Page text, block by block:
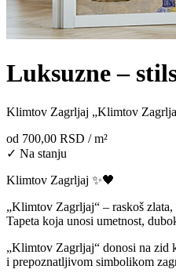
Luksuzne –
Klimtov Zagrljaj „Klimtov
od 700,00 RSD / m²
✓ Na stanju
Klimtov Zagrljaj ✨🖤
„Klimtov Zagrljaj“ – raskoš
Tapeta koja unosi umetnost,
„Klimtov Zagrljaj“ donosi na zid
i prepoznatljivom simbolikom